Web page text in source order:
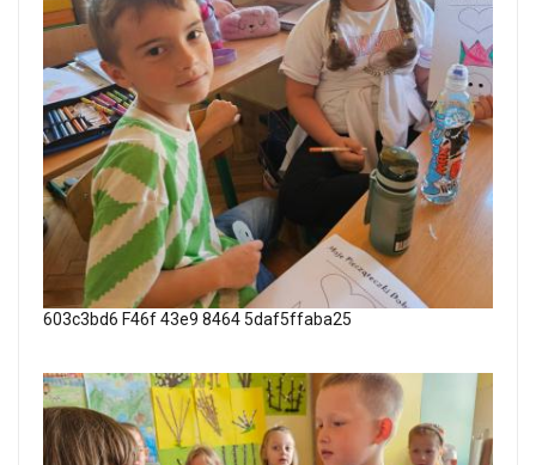
603c3bd6 F46f 43e9 8464 5daf5ffaba25